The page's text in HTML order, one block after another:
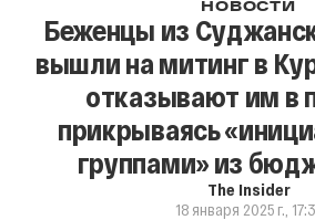
НОВОСТИ
Беженцы из
вышли на митинг в
отказывают им в
прикрываясь
группами» из
The Insider
18 января 2025 г.,